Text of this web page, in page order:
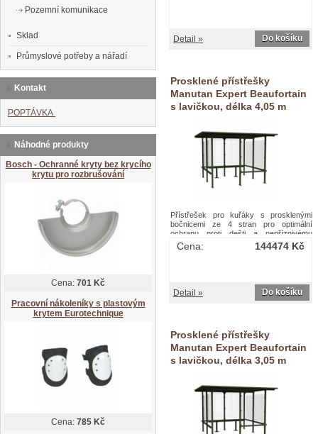
Do košíku
Detail »
Prosklené přístřešky
Manutan Expert Beaufortain
s lavičkou, délka 4,05 m
Přístřešek pro kuřáky s prosklenými
bočnicemi ze 4 stran pro optimální
ochranu proti dešti a nepříznivému
počasí. Vybavený integrovanou kovovou
lavičkou. Výplň vyrobená z
Povrchová úprava termosetovou
polyesterovou barvou vypálenou při 200
připevnění k betonovému základu
použijte kotevní šrouby M12/65, na čistý
rovný asfalt použijte závitové tyče
M12/120 (minimální tloušťka asfaltu 7
144474 Kč
Cena:
Do košíku
Detail »
Prosklené přístřešky
Manutan Expert Beaufortain
s lavičkou, délka 3,05 m
Pozemní komunikace
Sklad
Průmyslové potřeby a nářadí
Kontakt
POPTÁVKA
Náhodné produkty
Bosch - Ochranné kryty bez krycího
krytu pro rozbrušování
Cena: 701 Kč
Pracovní nákoleníky s plastovým
krytem Eurotechnique
Cena: 785 Kč